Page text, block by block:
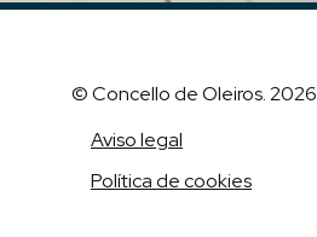
© Concello de Oleiros. 2026
Aviso legal
Política de cookies